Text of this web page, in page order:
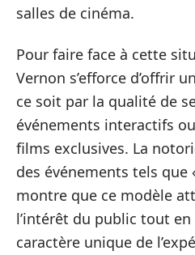
salles de cinéma.
Pour faire face à cette
Vernon s’efforce d’offrir
ce soit par la qualité de
événements interactifs
films exclusives. La
des événements tels que
montre que ce modèle
l’intérêt du public tout
caractère unique de